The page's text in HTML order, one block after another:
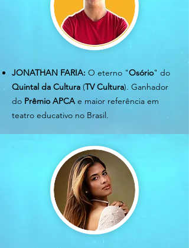
JONATHAN FARIA: O eterno "Osório" do
Quintal da Cultura (TV Cultura). Ganhador
do Prêmio APCA e maior referência em
teatro educativo no Brasil.